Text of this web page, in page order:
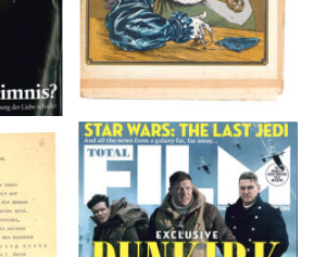
TOTAL FILM #260 –
SUMMER 2017